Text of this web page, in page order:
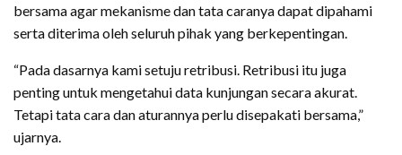
bersama agar mekanisme dan tata caranya dapat dipahami
serta diterima oleh seluruh pihak yang berkepentingan.
“Pada dasarnya kami setuju retribusi. Retribusi itu juga
penting untuk mengetahui data kunjungan secara akurat.
Tetapi tata cara dan aturannya perlu disepakati bersama,”
ujarnya.